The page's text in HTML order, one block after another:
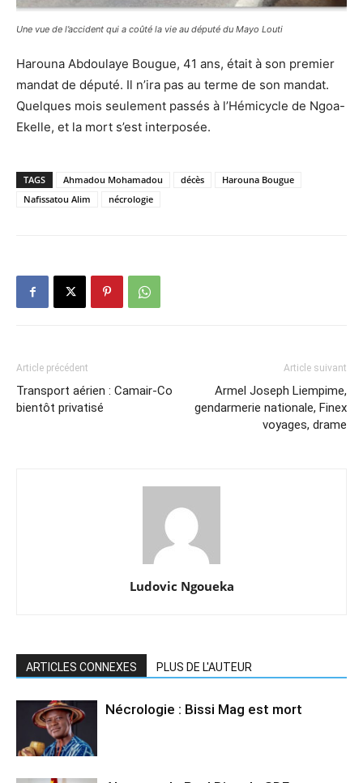
Une vue de l’accident qui a coûté la vie au député du Mayo Louti
Harouna Abdoulaye Bougue, 41 ans, était à son premier
mandat de député. Il n’ira pas au terme de son mandat.
Quelques mois seulement passés à l’Hémicycle de Ngoa-
Ekelle, et la mort s’est interposée.
TAGS Ahmadou Mohamadou décès
Harouna Bougue
Nafissatou Alim
nécrologie
Article précédent
Transport aérien : Camair-Co
bientôt privatisé
Article suivant
Armel Joseph Liempime,
gendarmerie nationale, Finex
voyages, drame
Ludovic Ngoueka
ARTICLES CONNEXES PLUS DE L'AUTEUR
Nécrologie : Bissi Mag est mort